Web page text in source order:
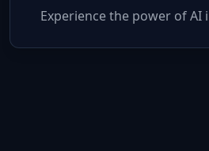
Experience the power of AI